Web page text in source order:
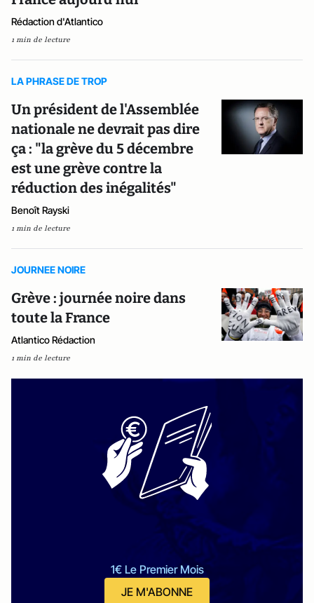
Rédaction d'Atlantico
1 min de lecture
LA PHRASE DE TROP
Un président de l'Assemblée
nationale ne devrait pas dire
ça : "la grève du 5 décembre
est une grève contre la
réduction des inégalités"
Benoît Rayski
1 min de lecture
JOURNEE NOIRE
Grève : journée noire dans
toute la France
Atlantico Rédaction
1 min de lecture
1€ Le Premier Mois
JE M'ABONNE